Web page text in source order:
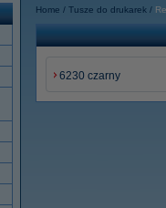
Home Tusze do drukarek
6230 czarny